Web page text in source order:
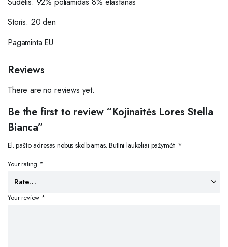
Storis: 20 den
Pagaminta EU
Reviews
There are no reviews yet.
Be the first to review “Kojinaitės Lores Stella
Bianca”
El. pašto adresas nebus skelbiamas. Būtini laukeliai pažymėti *
Your rating *
Your review *